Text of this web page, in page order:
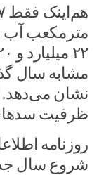
مترمکعب آب
نشان می‌دهد.
ظرفیت
شروع سال